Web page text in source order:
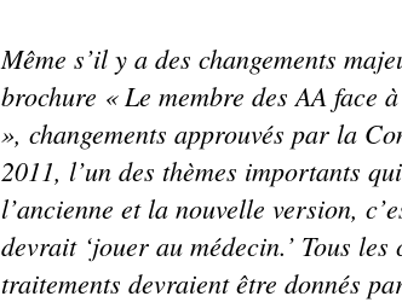
Même s’il y a des changements
brochure « Le membre des AA face
», changements approuvés par la
2011, l’un des thèmes importants
l’ancienne et la nouvelle version,
devrait ‘jouer au médecin.’ Tous les
traitements devraient être donnés